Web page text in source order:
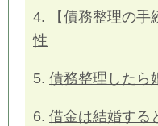
4.
【債務整理の
性
5. 債務整理したら
6. 借金は結婚する